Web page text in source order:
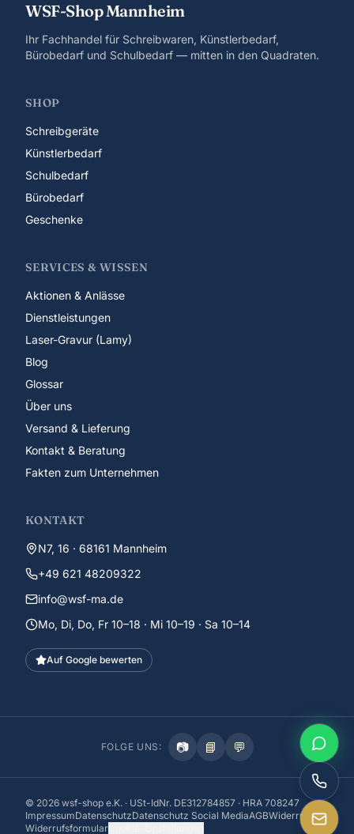
WSF-Shop Mannheim
Ihr Fachhandel für Schreibwaren, Künstlerbedarf,
Bürobedarf und Schulbedarf — mitten in den Quadraten.
SHOP
Schreibgeräte
Künstlerbedarf
Schulbedarf
Bürobedarf
Geschenke
SERVICES & WISSEN
Aktionen & Anlässe
Dienstleistungen
Laser-Gravur (Lamy)
Blog
Glossar
Über uns
Versand & Lieferung
Kontakt & Beratung
Fakten zum Unternehmen
KONTAKT
N7, 16 · 68161 Mannheim
+49 621 48209322
info@wsf-ma.de
Mo, Di, Do, Fr 10–18 · Mi 10–19 · Sa 10–14
Auf Google bewerten
FOLGE UNS: 📷 📘 💬
© 2026 wsf-shop e.K. · USt-IdNr. DE312784857 · HRA 708247
ImpressumDatenschutzDatenschutz Social MediaAGBWiderruf
Widerrufsformular